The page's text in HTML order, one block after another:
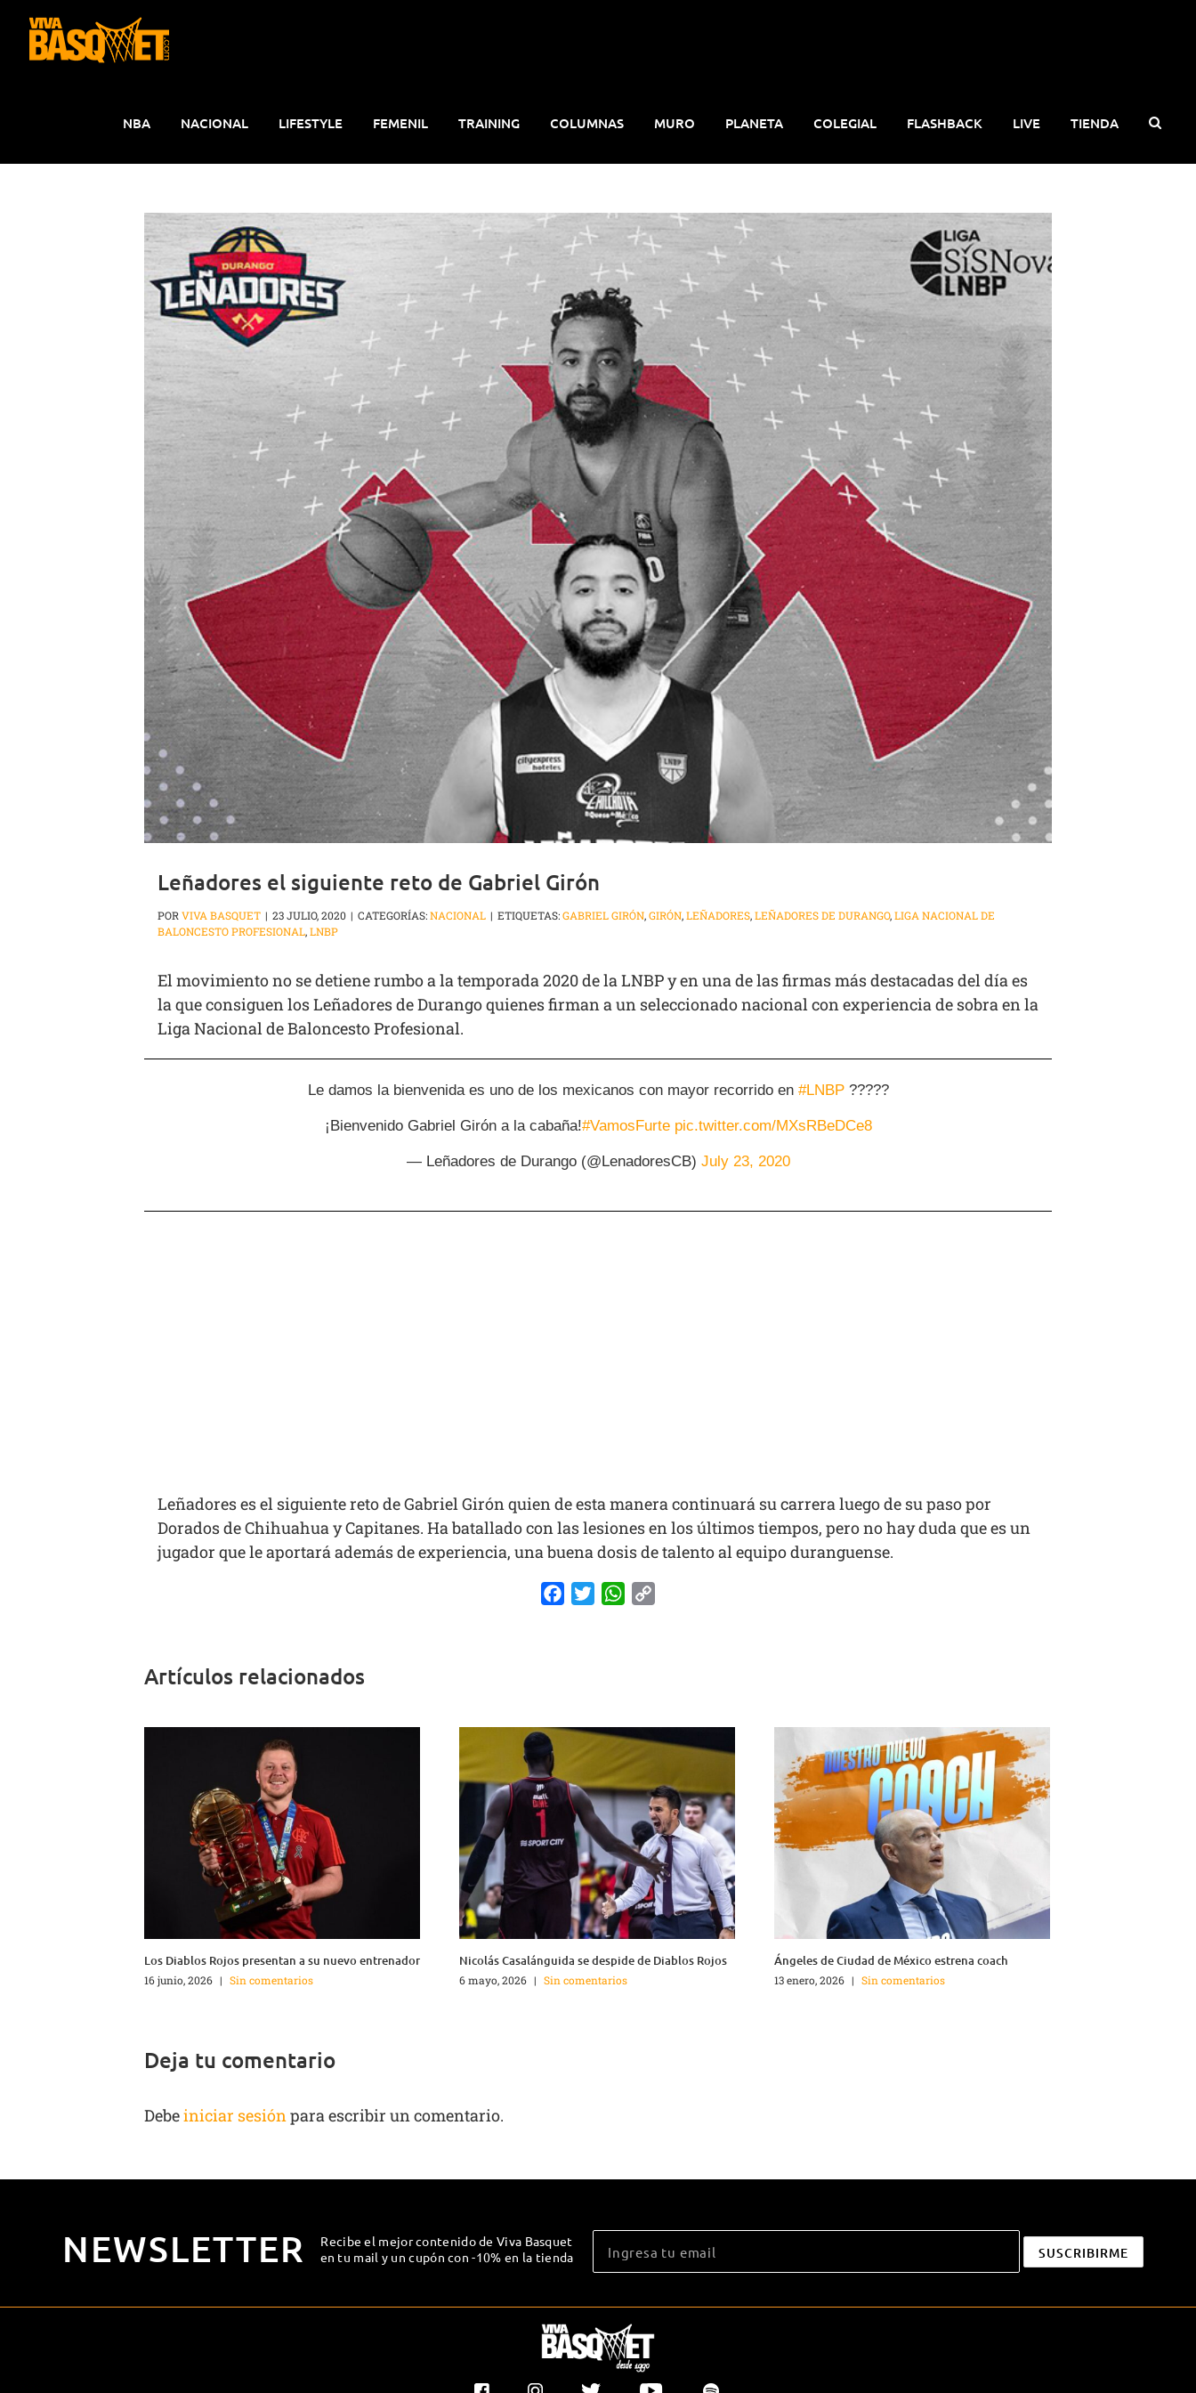
contenido
NBA NACIONAL LIFESTYLE FEMENIL TRAINING COLUMNAS MURO PLANETA COLEGIAL FLASHBACK LIVE TIENDA
Leñadores el siguiente reto de Gabriel Girón
PORVIVA BASQUET | 23 JULIO, 2020 | CATEGORÍAS:NACIONAL | ETIQUETAS:GABRIEL GIRÓN,GIRÓN,LEÑADORES,LEÑADORES DE DURANGO,LIGA NACIONAL DE
BALONCESTO PROFESIONAL,LNBP
El movimiento no se detiene rumbo a la temporada 2020 de la LNBP y en una de las firmas más destacadas del día es
la que consiguen los Leñadores de Durango quienes firman a un seleccionado nacional con experiencia de sobra en la
Liga Nacional de Baloncesto Profesional.
Le damos la bienvenida es uno de los mexicanos con mayor recorrido en #LNBP?????
¡Bienvenido Gabriel Girón a la cabaña!#VamosFurte pic.twitter.com/MXsRBeDCe8
— Leñadores de Durango (@LenadoresCB) July 23, 2020
Leñadores es el siguiente reto de Gabriel Girón quien de esta manera continuará su carrera luego de su paso por
Dorados de Chihuahua y Capitanes. Ha batallado con las lesiones en los últimos tiempos, pero no hay duda que es un
jugador que le aportará además de experiencia, una buena dosis de talento al equipo duranguense.
FacebookTwitterWhatsApp
Artículos relacionados
Los Diablos Rojos presentan a su nuevo entrenador
16 junio, 2026 | Sin comentarios
Nicolás Casalánguida se despide de Diablos Rojos
6 mayo, 2026 | Sin comentarios
Ángeles de Ciudad de México estrena coach
13 enero, 2026 | Sin comentarios
Deja tu comentario
Debeiniciar sesión para escribir un comentario.
NEWSLETTER
Recibe el mejor contenido de Viva Basquet
en tu mail y un cupón con -10% en la tienda